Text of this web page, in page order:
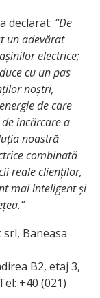
declarat: “De
un adevărat
electrice;
cu un pas
noștri,
de care
încărcare a
noastră
combinată
reale clienților,
mai inteligent și
srl, Baneasa
B2, etaj 3,
+40 (021)